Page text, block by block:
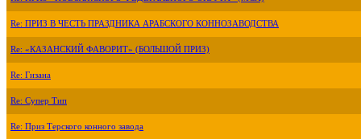
Re: ПРИЗ В ЧЕСТЬ ПРАЗДНИКА АРАБСКОГО КОННОЗАВОДСТВА
Re: «КАЗАНСКИЙ ФАВОРИТ» (БОЛЬШОЙ ПРИЗ)
Re: Гизана
Re: Супер Тип
Re: Приз Терского конного завода